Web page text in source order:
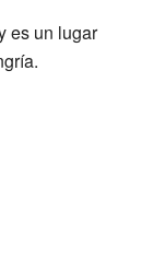
es un lugar